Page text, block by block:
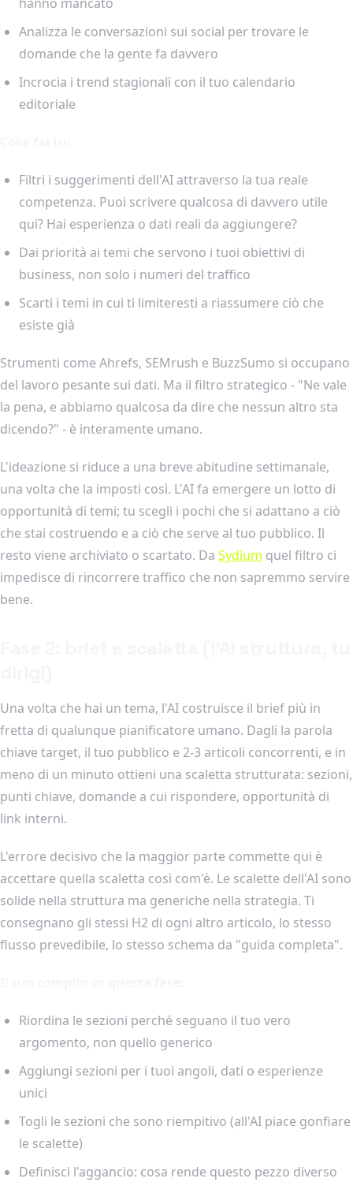
Analizza le conversazioni sui social per trovare le
domande che la gente fa davvero
Incrocia i trend stagionali con il tuo calendario
editoriale
Filtri i suggerimenti dell'AI attraverso la tua reale
competenza. Puoi scrivere qualcosa di davvero utile
qui? Hai esperienza o dati reali da aggiungere?
Dai priorità ai temi che servono i tuoi obiettivi di
business, non solo i numeri del traffico
Scarti i temi in cui ti limiteresti a riassumere ciò che
esiste già
Strumenti come Ahrefs, SEMrush e BuzzSumo si occupano
del lavoro pesante sui dati. Ma il filtro strategico - "Ne vale
la pena, e abbiamo qualcosa da dire che nessun altro sta
dicendo?" - è interamente umano.
L'ideazione si riduce a una breve abitudine settimanale,
una volta che la imposti così. L'AI fa emergere un lotto di
opportunità di temi; tu scegli i pochi che si adattano a ciò
che stai costruendo e a ciò che serve al tuo pubblico. Il
resto viene archiviato o scartato. Da Sydium quel filtro ci
impedisce di rincorrere traffico che non sapremmo servire
bene.
Una volta che hai un tema, l'AI costruisce il brief più in
fretta di qualunque pianificatore umano. Dagli la parola
chiave target, il tuo pubblico e 2-3 articoli concorrenti, e in
meno di un minuto ottieni una scaletta strutturata: sezioni,
punti chiave, domande a cui rispondere, opportunità di
link interni.
L'errore decisivo che la maggior parte commette qui è
accettare quella scaletta così com'è. Le scalette dell'AI sono
solide nella struttura ma generiche nella strategia. Ti
consegnano gli stessi H2 di ogni altro articolo, lo stesso
flusso prevedibile, lo stesso schema da "guida completa".
Riordina le sezioni perché seguano il tuo vero
argomento, non quello generico
Aggiungi sezioni per i tuoi angoli, dati o esperienze
unici
Togli le sezioni che sono riempitivo (all'AI piace gonfiare
le scalette)
Definisci l'aggancio: cosa rende questo pezzo diverso